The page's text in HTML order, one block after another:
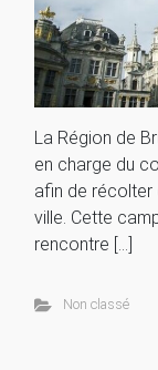
La Région de
en charge du
afin de récolter
ville. Cette
rencontre […]
Non classé